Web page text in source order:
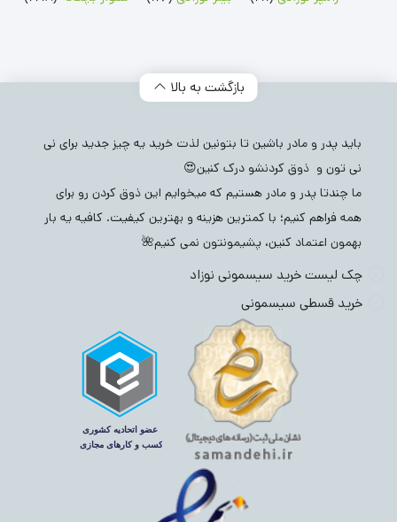
بازگشت به بالا
باید پدر و مادر باشین تا بتونین لذت خرید یه چیز جدید برای نی
نی تون و ذوق کردنشو درک کنین😍
ما چندتا پدر و مادر هستیم که میخوایم این ذوق کردن رو برای
همه فراهم کنیم؛ با کمترین هزینه و بهترین کیفیت. کافیه یه بار
بهمون اعتماد کنین، پشیمونتون نمی کنیم🌺
چک لیست خرید سیسمونی نوزاد
خرید قسطی سیسمونی